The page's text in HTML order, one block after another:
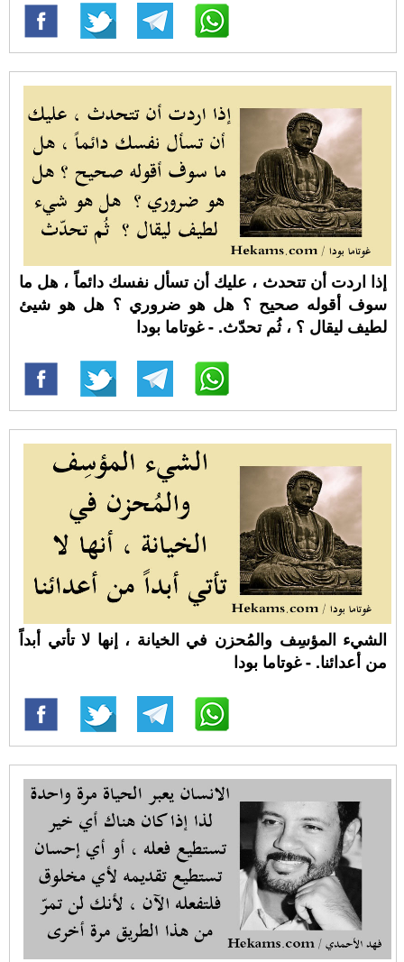
إذا اردت أن تتحدث ، عليك أن تسأل نفسك دائماً ، هل ما
سوف أقوله صحيح ؟ هل هو ضروري ؟ هل هو شيئ
لطيف ليقال ؟ ، ثُم تحدّث. - غوتاما بودا
الشيء المؤسِف والمُحزن في الخيانة ، إنها لا تأتي أبداً
من أعدائنا. - غوتاما بودا